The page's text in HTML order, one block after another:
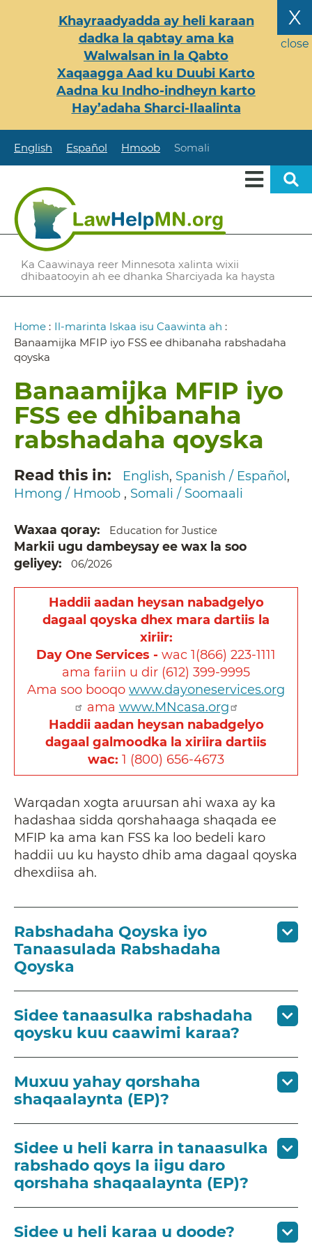
X
close
Khayraadyadda ay heli karaan
dadka la qabtay ama ka
Walwalsan in la Qabto
Xaqaagga Aad ku Duubi Karto
Aadna ku Indho-indheyn karto
Hay’adaha Sharci-Ilaalinta
English Español Hmoob Somali
Ka Caawinaya reer Minnesota xalinta wixii
dhibaatooyin ah ee dhanka Sharciyada ka haysta
Breadcrumb
Home : Il-marinta Iskaa isu Caawinta ah :
Banaamijka MFIP iyo FSS ee dhibanaha rabshadaha
qoyska
Banaamijka MFIP iyo
FSS ee dhibanaha
rabshadaha qoyska
Read this in English Spanish / Español
Hmong / Hmoob
Somali / Soomaali
Waxaa qoray Education for Justice
Markii ugu dambeysay ee wax la soo
geliyey
06/2026
Haddii aadan heysan nabadgelyo
dagaal qoyska dhex mara dartiis la
xiriir:
Day One Services - wac 1(866) 223-1111
ama fariin u dir (612) 399-9995
Ama soo booqo www.dayoneservices.org
ama www.MNcasa.org
Haddii aadan heysan nabadgelyo
dagaal galmoodka la xiriira dartiis
wac: 1 (800) 656-4673
Warqadan xogta aruursan ahi waxa ay ka
hadashaa sidda qorshahaaga shaqada ee
MFIP ka ama kan FSS ka loo bedeli karo
haddii uu ku haysto dhib ama dagaal qoyska
dhexdiisa ah.
Rabshadaha Qoyska iyo
Tanaasulada Rabshadaha
Qoyska
Sidee tanaasulka rabshadaha
qoysku kuu caawimi karaa?
Muxuu yahay qorshaha
shaqaalaynta (EP)?
Sidee u heli karra in tanaasulka
rabshado qoys la iigu daro
qorshaha shaqaalaynta (EP)?
Sidee u heli karaa u doode?